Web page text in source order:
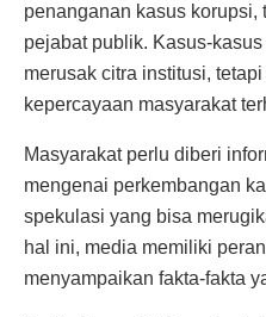
penanganan kasus korupsi,
pejabat publik. Kasus-
merusak citra institusi,
kepercayaan masyarakat
Masyarakat perlu diberi
mengenai perkembangan
spekulasi yang bisa
hal ini, media memiliki
menyampaikan fakta-fakta